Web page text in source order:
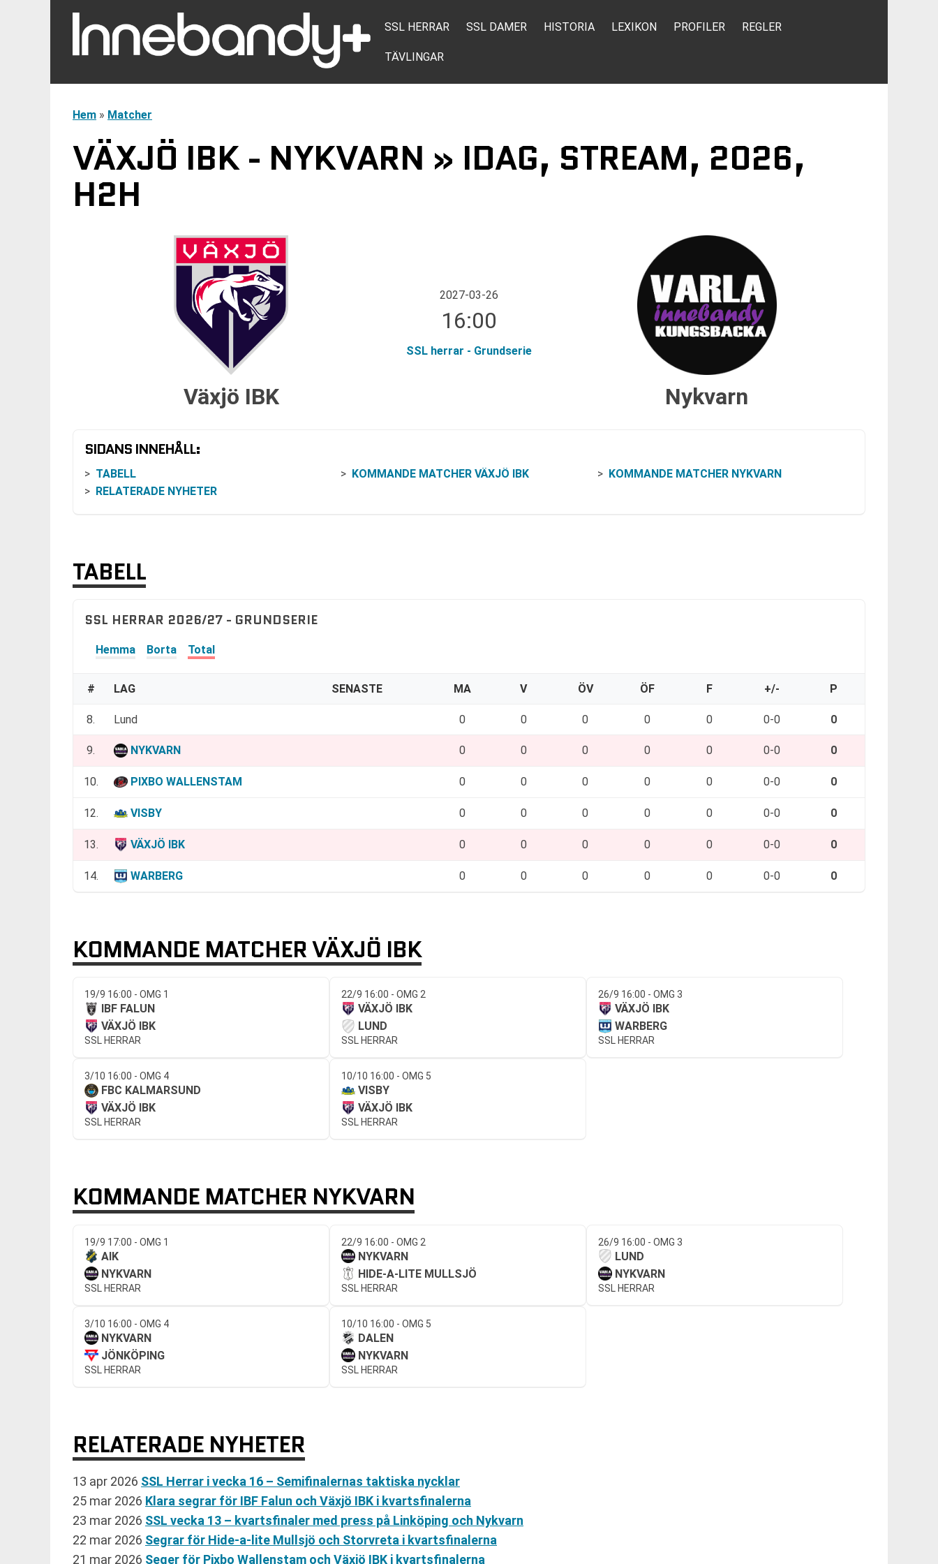
SSL HERRAR SSL DAMER HISTORIA LEXIKON PROFILER REGLER
TÄVLINGAR
Hem » Matcher
VÄXJÖ IBK - NYKVARN » IDAG, STREAM, 2026,
H2H
Växjö IBK
2027-03-26
16:00
SSL herrar - Grundserie
Nykvarn
SIDANS INNEHÅLL:
TABELL KOMMANDE MATCHER VÄXJÖ IBK
KOMMANDE MATCHER NYKVARN
RELATERADE NYHETER
TABELL
SSL HERRAR 2026/27 - GRUNDSERIE
Hemma Borta Total
# LAG SENASTE MA V ÖV ÖF F +/- P
8. Lund 0 0 0 0 0 0-0 0
9. NYKVARN 0 0 0 0 0 0-0 0
10. PIXBO WALLENSTAM 0 0 0 0 0 0-0 0
12. VISBY 0 0 0 0 0 0-0 0
13. VÄXJÖ IBK 0 0 0 0 0 0-0 0
14. WARBERG 0 0 0 0 0 0-0 0
KOMMANDE MATCHER VÄXJÖ IBK
19/9 16:00 - OMG 1
IBF FALUN
VÄXJÖ IBK
SSL HERRAR
22/9 16:00 - OMG 2
VÄXJÖ IBK
LUND
SSL HERRAR
26/9 16:00 - OMG 3
VÄXJÖ IBK
WARBERG
SSL HERRAR
3/10 16:00 - OMG 4
FBC KALMARSUND
VÄXJÖ IBK
SSL HERRAR
10/10 16:00 - OMG 5
VISBY
VÄXJÖ IBK
SSL HERRAR
KOMMANDE MATCHER NYKVARN
19/9 17:00 - OMG 1
AIK
NYKVARN
SSL HERRAR
22/9 16:00 - OMG 2
NYKVARN
HIDE-A-LITE MULLSJÖ
SSL HERRAR
26/9 16:00 - OMG 3
LUND
NYKVARN
SSL HERRAR
3/10 16:00 - OMG 4
NYKVARN
JÖNKÖPING
SSL HERRAR
10/10 16:00 - OMG 5
DALEN
NYKVARN
SSL HERRAR
RELATERADE NYHETER
13 apr 2026 SSL Herrar i vecka 16 – Semifinalernas taktiska nycklar
25 mar 2026 Klara segrar för IBF Falun och Växjö IBK i kvartsfinalerna
23 mar 2026 SSL vecka 13 – kvartsfinaler med press på Linköping och Nykvarn
22 mar 2026 Segrar för Hide-a-lite Mullsjö och Storvreta i kvartsfinalerna
21 mar 2026 Seger för Pixbo Wallenstam och Växjö IBK i kvartsfinalerna